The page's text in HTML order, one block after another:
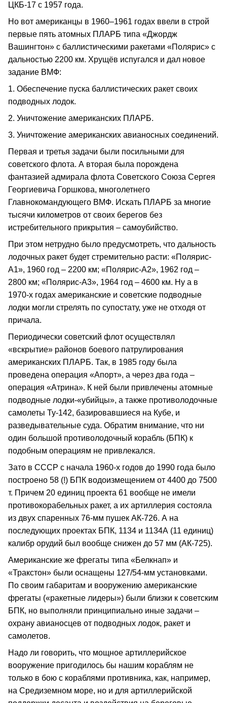
ЦКБ-17 с 1957 года.
Но вот американцы в 1960–1961 годах ввели в строй
первые пять атомных ПЛАРБ типа «Джордж
Вашингтон» с баллистическими ракетами «Полярис» с
дальностью 2200 км. Хрущёв испугался и дал новое
задание ВМФ:
1. Обеспечение пуска баллистических ракет своих
подводных лодок.
2. Уничтожение американских ПЛАРБ.
3. Уничтожение американских авианосных соединений.
Первая и третья задачи были посильными для
советского флота. А вторая была порождена
фантазией адмирала флота Советского Союза Сергея
Георгиевича Горшкова, многолетнего
Главнокомандующего ВМФ. Искать ПЛАРБ за многие
тысячи километров от своих берегов без
истребительного прикрытия – самоубийство.
При этом нетрудно было предусмотреть, что дальность
лодочных ракет будет стремительно расти: «Полярис-
А1», 1960 год – 2200 км; «Полярис-А2», 1962 год –
2800 км; «Полярис-А3», 1964 год – 4600 км. Ну а в
1970-х годах американские и советские подводные
лодки могли стрелять по супостату, уже не отходя от
причала.
Периодически советский флот осуществлял
«вскрытие» районов боевого патрулирования
американских ПЛАРБ. Так, в 1985 году была
проведена операция «Апорт», а через два года –
операция «Атрина». К ней были привлечены атомные
подводные лодки-«убийцы», а также противолодочные
самолеты Ту-142, базировавшиеся на Кубе, и
разведывательные суда. Обратим внимание, что ни
один большой противолодочный корабль (БПК) к
подобным операциям не привлекался.
Зато в СССР с начала 1960-х годов до 1990 года было
построено 58 (!) БПК водоизмещением от 4400 до 7500
т. Причем 20 единиц проекта 61 вообще не имели
противокорабельных ракет, а их артиллерия состояла
из двух спаренных 76-мм пушек АК-726. А на
последующих проектах БПК, 1134 и 1134А (11 единиц)
калибр орудий был вообще снижен до 57 мм (АК-725).
Американские же фрегаты типа «Белкнап» и
«Тракстон» были оснащены 127/54-мм установками.
По своим габаритам и вооружению американские
фрегаты («ракетные лидеры») были близки к советским
БПК, но выполняли принципиально иные задачи –
охрану авианосцев от подводных лодок, ракет и
самолетов.
Надо ли говорить, что мощное артиллерийское
вооружение пригодилось бы нашим кораблям не
только в бою с кораблями противника, как, например,
на Средиземном море, но и для артиллерийской